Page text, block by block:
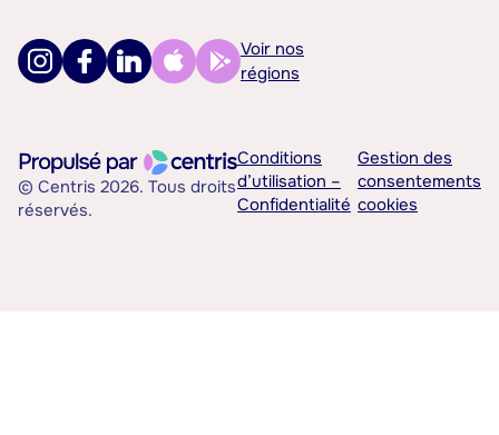
Voir nos
régions
© Centris 2026. Tous droits
réservés.
Conditions
d’utilisation –
Confidentialité
Gestion des
consentements
cookies